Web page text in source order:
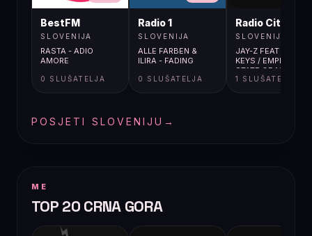
BestFM
SLOVENIJA
RASTA - ADIO
AMORE
0 SLUŠATELJA
Radio 1
SLOVENIJA
ALLE FARBEN &
ILIRA - FADING
0 SLUŠATELJA
Radio City
SLOVENIJA
JAY-Z FEAT ALICIA
KEYS / EMPIRE
STATE OF MIND
1 SLUŠATELJA
POSJETI SLOVENIJU →
ME
TOP 20 CRNA GORA